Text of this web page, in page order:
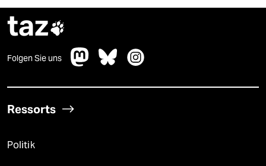
taz
Folgen Sie uns
Ressorts
Politik